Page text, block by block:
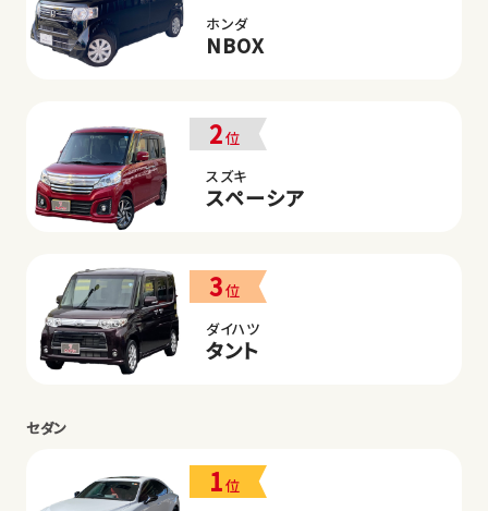
ホンダ
NBOX
2位
スズキ
スペーシア
3位
ダイハツ
タント
セダン
1位